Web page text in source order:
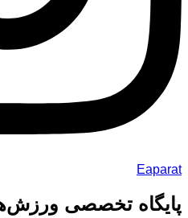
Eaparat
پایگاه تخصصی